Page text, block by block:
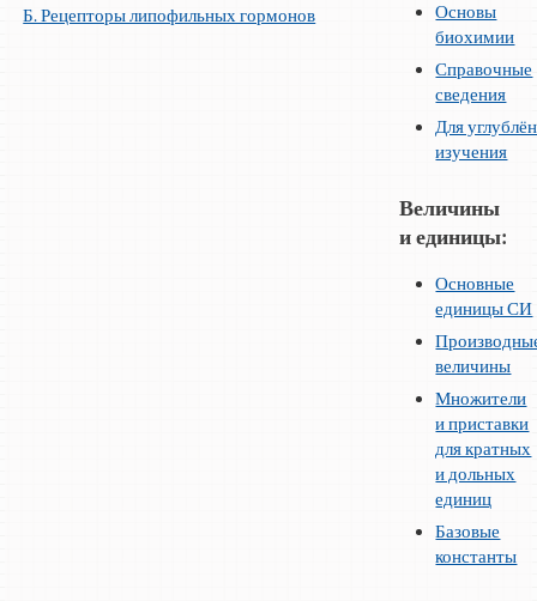
Б. Рецепторы липофильных гормонов
Основы
биохимии
Справочные
сведения
Для
изучения
Величины
и единицы:
Основные
единицы СИ
величины
Множители
и приставки
для кратных
и дольных
единиц
Базовые
константы